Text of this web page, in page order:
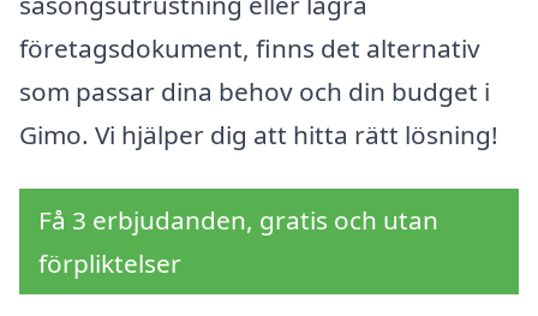
företagsdokument, finns det alternativ
som passar dina behov och din budget i
Gimo. Vi hjälper dig att hitta rätt lösning!
Få 3 erbjudanden, gratis och utan
förpliktelser